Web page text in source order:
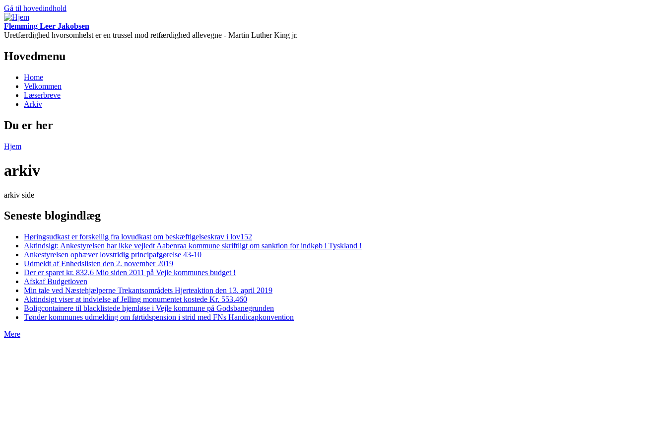
Gå til hovedindhold
Flemming Leer Jakobsen
Uretfærdighed hvorsomhelst er en trussel mod retfærdighed allevegne - Martin Luther King jr.
Hovedmenu
Home
Velkommen
Læserbreve
Arkiv
Du er her
Hjem
arkiv
arkiv side
Seneste blogindlæg
Høringsudkast er forskellig fra lovudkast om beskæftigelseskrav i lov152
Aktindsigt: Ankestyrelsen har ikke vejledt Aabenraa kommune skriftligt om sanktion for indkøb i Tyskland !
Ankestyrelsen ophæver lovstridig principafgørelse 43-10
Udmeldt af Enhedslisten den 2. november 2019
Der er sparet kr. 832,6 Mio siden 2011 på Vejle kommunes budget !
Afskaf Budgetloven
Min tale ved Næstehjælperne Trekantsområdets Hjerteaktion den 13. april 2019
Aktindsigt viser at indvielse af Jelling monumentet kostede Kr. 553.460
Boligcontainere til blacklistede hjemløse i Vejle kommune på Godsbanegrunden
Tønder kommunes udmelding om førtidspension i strid med FNs Handicapkonvention
Mere